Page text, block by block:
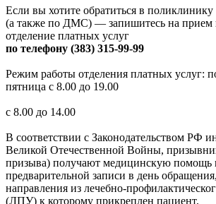
Если вы хотите обратиться в поликлинику
(а также по ДМС) — запишитесь на прием
отделение платных услуг
по телефону (383) 315-99-99
Режим работы отделения платных услуг:
пятница с 8.00 до 19.00
с 8.00 до 14.00
В соответствии с Законодательством РФ
Великой Отечественной Войны,
призыва) получают медицинскую помощь
предварительной записи в день
направления из лечебно-
(ЛПУ) к которому прикреплен пациент.